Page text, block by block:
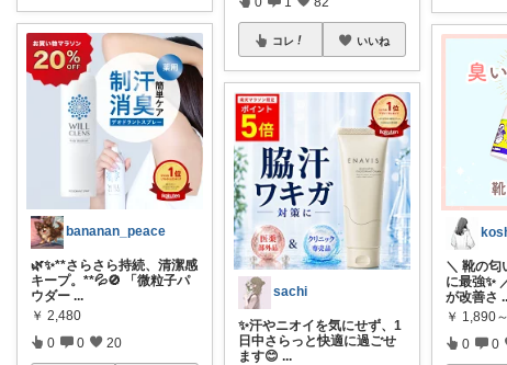
bananan_peace
🌿✨**さらさら持続、清潔感
キープ。**💦🚫 「微粒子パ
ウダー ...
￥ 2,480
0 0 20
コレ いいね
sachi
✨汗やニオイを気にせず、1
日中さらっと快適に過ごせ
ます😊...
＼ 靴の匂
に最強✨
が改善さ
￥ 1,890～
0 0